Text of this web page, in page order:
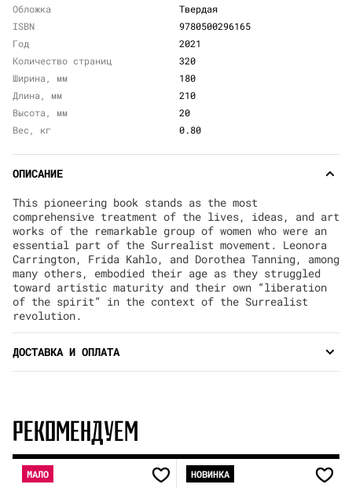
Обложка
Твердая
ISBN
9780500296165
Год
2021
Количество страниц
320
Ширина, мм
180
Длина, мм
210
Высота, мм
20
Вес, кг
0.80
ОПИСАНИЕ
This pioneering book stands as the most
comprehensive treatment of the lives, ideas, and art
works of the remarkable group of women who were an
essential part of the Surrealist movement. Leonora
Carrington, Frida Kahlo, and Dorothea Tanning, among
many others, embodied their age as they struggled
toward artistic maturity and their own “liberation
of the spirit” in the context of the Surrealist
revolution.
ДОСТАВКА И ОПЛАТА
РЕКОМЕНДУЕМ
МАЛО НОВИНКА